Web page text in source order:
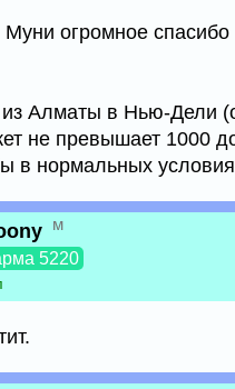
огромное
Алматы в Нью-Дели
не превышает 1000
в нормальных
м
5220